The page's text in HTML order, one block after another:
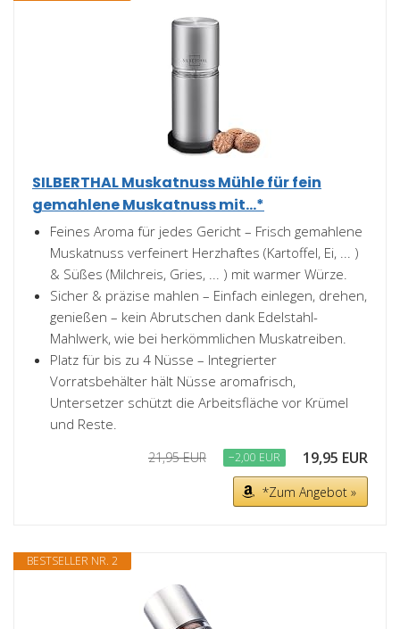
SILBERTHAL Muskatnuss Mühle für fein
gemahlene Muskatnuss mit...*
Feines Aroma für jedes Gericht – Frisch gemahlene
Muskatnuss verfeinert Herzhaftes (Kartoffel, Ei, ... )
& Süßes (Milchreis, Gries, ... ) mit warmer Würze.
Sicher & präzise mahlen – Einfach einlegen, drehen,
genießen – kein Abrutschen dank Edelstahl-
Mahlwerk, wie bei herkömmlichen Muskatreiben.
Platz für bis zu 4 Nüsse – Integrierter
Vorratsbehälter hält Nüsse aromafrisch,
Untersetzer schützt die Arbeitsfläche vor Krümel
und Reste.
21,95 EUR −2,00 EUR 19,95 EUR
*Zum Angebot »
BESTSELLER NR. 2